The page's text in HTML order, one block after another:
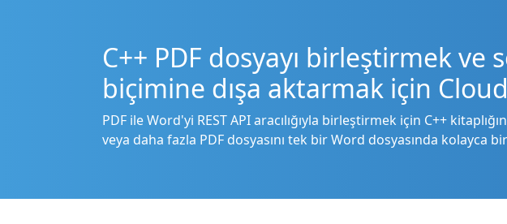
C++ PDF dosyayı birleştirmek ve
biçimine dışa aktarmak için
PDF ile Word'yi REST API aracılığıyla birleştirmek için C++
veya daha fazla PDF dosyasını tek bir Word dosyasında kolayca